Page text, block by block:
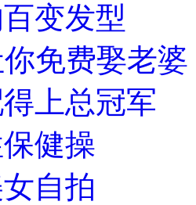
变发型
免费娶老婆
上总冠军
健操
自拍